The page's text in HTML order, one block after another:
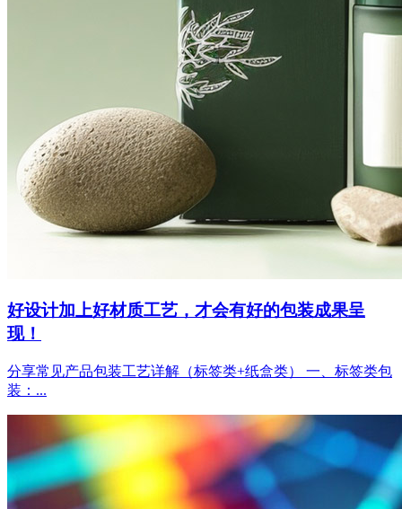
好设计加上好材质工艺，才会有好的包装成果呈
现！
分享常见产品包装工艺详解（标签类+纸盒类） 一、标签类包
装：...